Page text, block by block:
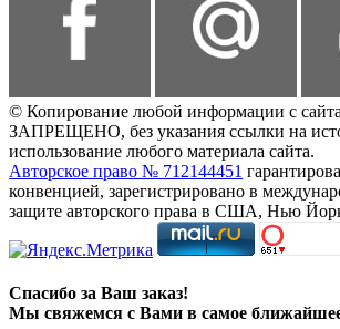
© Копирование любой информации с
ЗАПРЕЩЕНО, без указания ссылки на
использование любого материала сайта.
Авторское право № 712144451
конвенцией, зарегистрировано в
защите авторского права в США, Нью
Спасибо за Ваш заказ!
Мы свяжемся с Вами в самое